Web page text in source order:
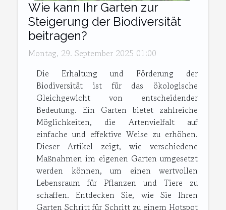
Wie kann Ihr Garten zur
Steigerung der Biodiversität
beitragen?
Montag, 29. September 2025 01:00
Die Erhaltung und Förderung der
Biodiversität ist für das ökologische
Gleichgewicht von entscheidender
Bedeutung. Ein Garten bietet zahlreiche
Möglichkeiten, die Artenvielfalt auf
einfache und effektive Weise zu erhöhen.
Dieser Artikel zeigt, wie verschiedene
Maßnahmen im eigenen Garten umgesetzt
werden können, um einen wertvollen
Lebensraum für Pflanzen und Tiere zu
schaffen. Entdecken Sie, wie Sie Ihren
Garten Schritt für Schritt zu einem Hotspot